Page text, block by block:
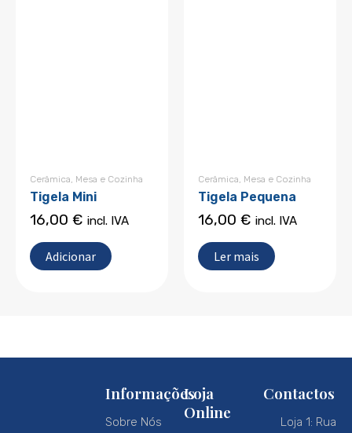
Cerâmica Mesa e Cozinha
Tigela Mini
16,00 € incl. IVA
Adicionar
Cerâmica Mesa e Cozinha
Tigela Pequena
16,00 € incl. IVA
Ler mais
Informações
Sobre Nós
Loja
Online
Contactos
Loja 1: Rua